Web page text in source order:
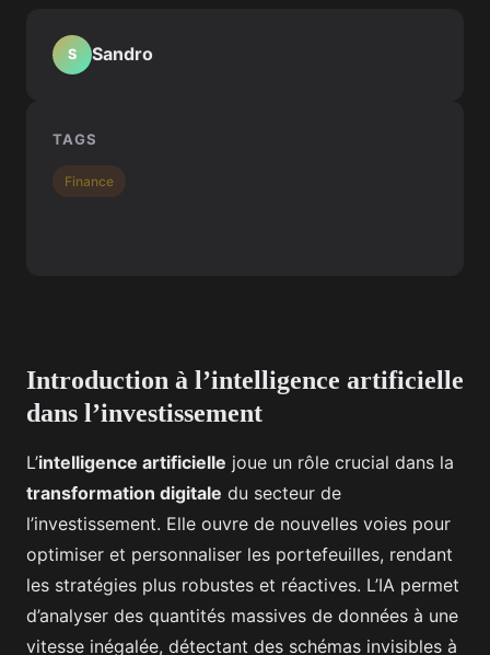
Introduction à l’intelligence artificielle
dans l’investissement
L’intelligence artificielle joue un rôle crucial dans la
transformation digitale du secteur de
l’investissement. Elle ouvre de nouvelles voies pour
optimiser et personnaliser les portefeuilles, rendant
les stratégies plus robustes et réactives. L’IA permet
d’analyser des quantités massives de données à une
vitesse inégalée, détectant des schémas invisibles à
S Sandro
TAGS
Finance